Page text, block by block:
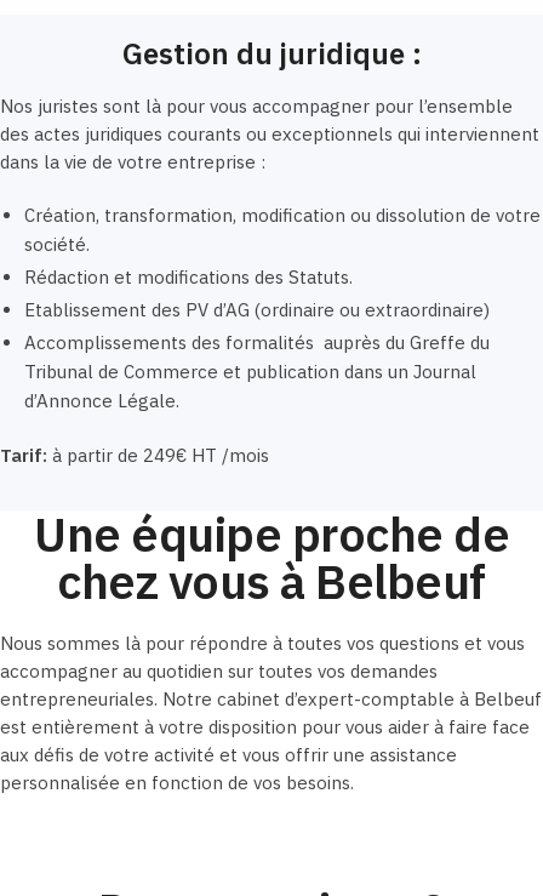
Gestion du juridique :
Nos juristes sont là pour vous accompagner pour l’ensemble
des actes juridiques courants ou exceptionnels qui interviennent
dans la vie de votre entreprise :
Création, transformation, modification ou dissolution de votre
société.
Rédaction et modifications des Statuts.
Etablissement des PV d’AG (ordinaire ou extraordinaire)
Accomplissements des formalités auprès du Greffe du
Tribunal de Commerce et publication dans un Journal
d’Annonce Légale.
Tarif: à partir de 249€ HT /mois
Une équipe proche de
chez vous à Belbeuf
Nous sommes là pour répondre à toutes vos questions et vous
accompagner au quotidien sur toutes vos demandes
entrepreneuriales. Notre cabinet d’expert-comptable à Belbeuf
est entièrement à votre disposition pour vous aider à faire face
aux défis de votre activité et vous offrir une assistance
personnalisée en fonction de vos besoins.